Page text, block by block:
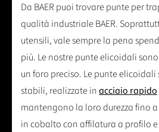
Da BAER puoi trovare punte per
qualità industriale BAER.
utensili, vale sempre la pena
più. Le nostre punte elicoidali
un foro preciso. Le punte
stabili, realizzate inacciaio rapido
mantengono la loro durezza fino a
in cobalto con affilatura a profilo